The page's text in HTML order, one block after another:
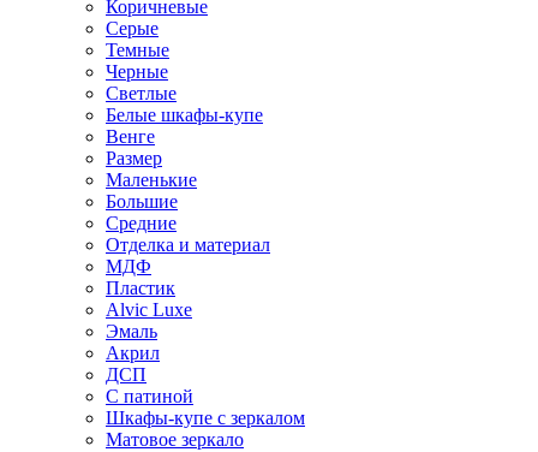
Коричневые
Серые
Темные
Черные
Светлые
Белые шкафы-купе
Венге
Размер
Маленькие
Большие
Средние
Отделка и материал
МДФ
Пластик
Alvic Luxe
Эмаль
Акрил
ДСП
С патиной
Шкафы-купе с зеркалом
Матовое зеркало